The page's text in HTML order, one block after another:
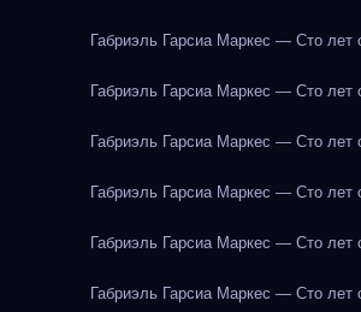
Габриэль Гарсиа Маркес — Сто лет
Габриэль Гарсиа Маркес — Сто лет
Габриэль Гарсиа Маркес — Сто лет
Габриэль Гарсиа Маркес — Сто лет
Габриэль Гарсиа Маркес — Сто лет
Габриэль Гарсиа Маркес — Сто лет